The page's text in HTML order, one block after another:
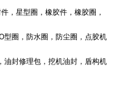
，星型圈，橡胶件，橡胶圈，
型圈，防水圈，防尘圈，点胶机
油封修理包，挖机油封，盾构机